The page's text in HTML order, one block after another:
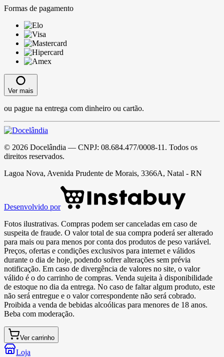
Formas de pagamento
Ver mais
ou pague na entrega com dinheiro ou cartão.
© 2026 Docelândia — CNPJ: 08.684.477/0008-11 . Todos os
direitos reservados.
Lagoa Nova, Avenida Prudente de Morais, 3366A, Natal - RN
Desenvolvido por
Fotos ilustrativas. Compras podem ser canceladas em caso de
suspeita de fraude. O valor total de sua compra poderá ser alterado
para mais ou para menos por conta dos produtos de peso variável.
Preços, ofertas e condições exclusivos para internet e válidos
durante o dia de hoje, podendo sofrer alterações sem prévia
notificação. Em caso de divergência de valores no site, o valor
válido é o do carrinho de compras. Venda sujeita à disponibilidade
de estoque no dia da entrega. No caso de faltar algum produto, este
não será entregue e o valor correspondente não será cobrado.
Proibida a venda de bebidas alcoólicas para menores de 18 anos.
Beba com moderação.
Ver carrinho
Loja